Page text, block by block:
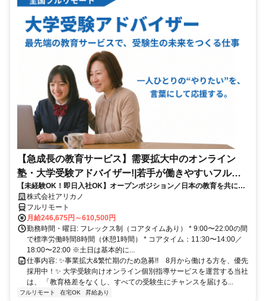
【急成長の教育サービス】需要拡大中のオンライン
塾・大学受験アドバイザー!|若手が働きやすいフルリ
モート勤務
【未経験OK！即日入社OK】オープンポジション／日本の教育を共に変
える仲間を募集します！
株式会社アリカノ
フルリモート
月給246,675円～610,500円
勤務時間・曜日: フレックス制（コアタイムあり） * 9:00〜22:00の間
で標準労働時間8時間（休憩1時間） * コアタイム：11:30〜14:00／
18:00〜22:00 ※土日は基本的に...
仕事内容: ✨️事業拡大&繁忙期のため急募!! 8月から働ける方を、優先
採用中！✨️ 大学受験向けオンライン個別指導サービスを運営する当社
は、 「教育格差をなくし、すべての受験生にチャンスを届ける...
フルリモート 在宅OK 昇給あり